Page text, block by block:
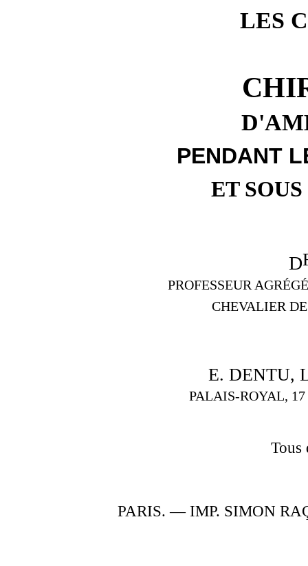
LES
PENDANT
ET
D
PROFESSEUR
CHEVALIER
E. DENTU,
PALAIS-ROYAL,
Tous
PARIS. — IMP. SIMON